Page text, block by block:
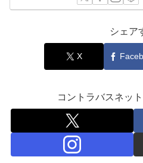
シェア
X
コントラバスネッ